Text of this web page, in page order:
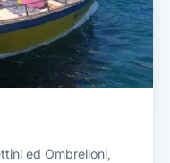
ed Ombrelloni,